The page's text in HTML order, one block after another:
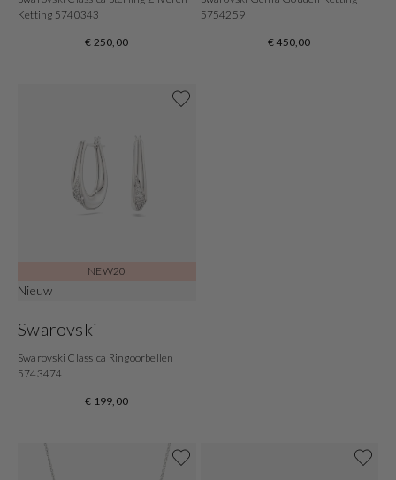
Ketting 5740343
€ 250,00
5754259
€ 450,00
NEW20
Nieuw
Swarovski
Swarovski Classica Ringoorbellen
5743474
€ 199,00